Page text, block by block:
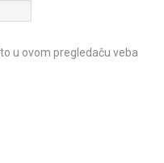
u ovom pregledaču veba